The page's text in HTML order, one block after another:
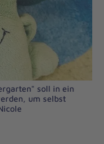
soll in ein
um selbst